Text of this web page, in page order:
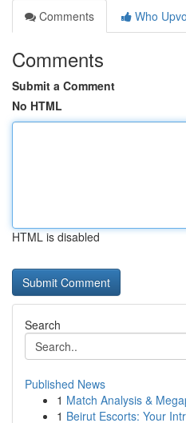
Comments
Who
Comments
Submit a Comment
No HTML
HTML is disabled
Search
Published News
1 Match Analysis &
1 Beirut Escorts: Your